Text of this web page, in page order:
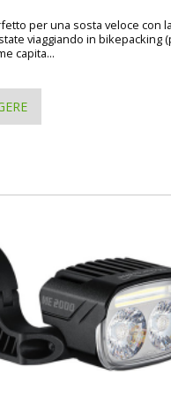
per una sosta veloce con
viaggiando in bikepacking
capita...